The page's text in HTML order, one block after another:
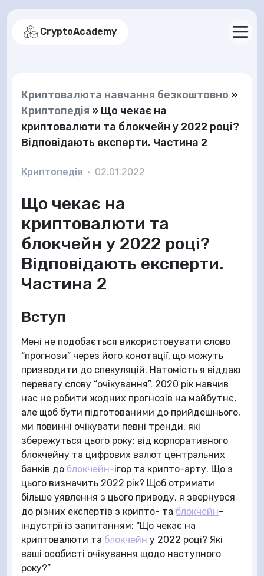
CryptoAcademy
Криптовалюта навчання безкоштовно »
Криптопедія » Що чекає на
криптовалюти та блокчейн у 2022 році?
Відповідають експерти. Частина 2
Криптопедія • 02.01.2022
Що чекає на
криптовалюти та
блокчейн у 2022 році?
Відповідають експерти.
Частина 2
Вступ
Мені не подобається використовувати слово
“прогнози” через його конотації, що можуть
призводити до спекуляцій. Натомість я віддаю
перевагу слову “очікування”. 2020 рік навчив
нас не робити жодних прогнозів на майбутнє,
але щоб бути підготованими до прийдешнього,
ми повинні очікувати певні тренди, які
збережуться цього року: від корпоративного
блокчейну та цифрових валют центральних
банків до блокчейн-ігор та крипто-арту. Що з
цього визначить 2022 рік? Щоб отримати
більше уявлення з цього приводу, я звернувся
до різних експертів з крипто- та блокчейн-
індустрії із запитанням: “Що чекає на
криптовалюти та блокчейн у 2022 році? Які
ваші особисті очікування щодо наступного
року?”